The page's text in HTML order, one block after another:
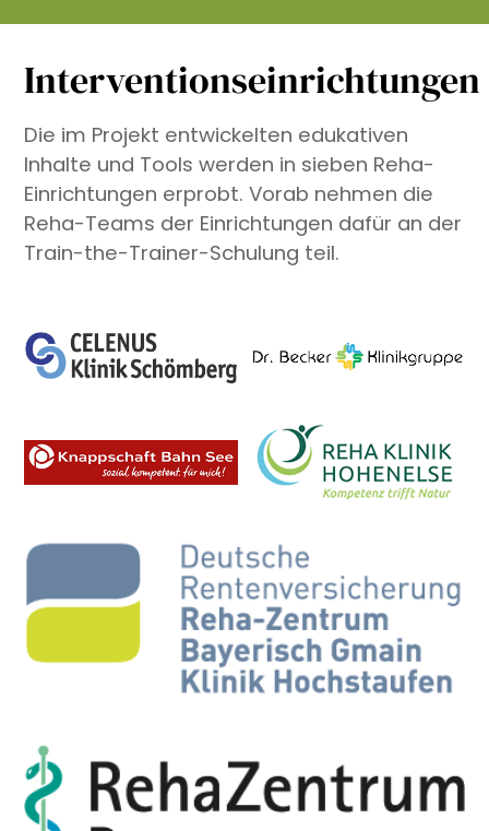
Interventionseinrichtungen
Die im Projekt entwickelten edukativen
Inhalte und Tools werden in sieben Reha-
Einrichtungen erprobt. Vorab nehmen die
Reha-Teams der Einrichtungen dafür an der
Train-the-Trainer-Schulung teil.